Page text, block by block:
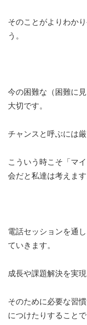
そのことがよりわか
う。
今の困難な（困難に
大切です。
チャンスと呼ぶには
こういう時こそ「マ
会だと私達は考えます
電話セッションを通
ていきます。
成長や課題解決を実現
そのために必要な習
につけたりすることで